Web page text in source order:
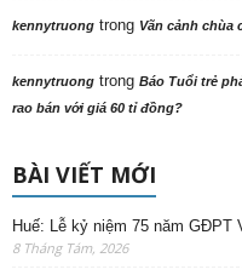
kennytruong trong Vãn cảnh chùa
kennytruong trong Báo Tuổi trẻ
rao bán với giá 60 tỉ đồng?
BÀI VIẾT MỚI
Huế: Lễ kỷ niệm 75 năm GĐPT
8 Tháng Tám, 2026